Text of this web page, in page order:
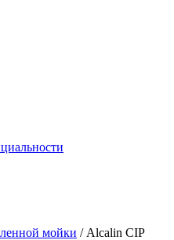
мойки / Alcalin CIP